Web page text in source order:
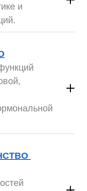
и
диагностики и